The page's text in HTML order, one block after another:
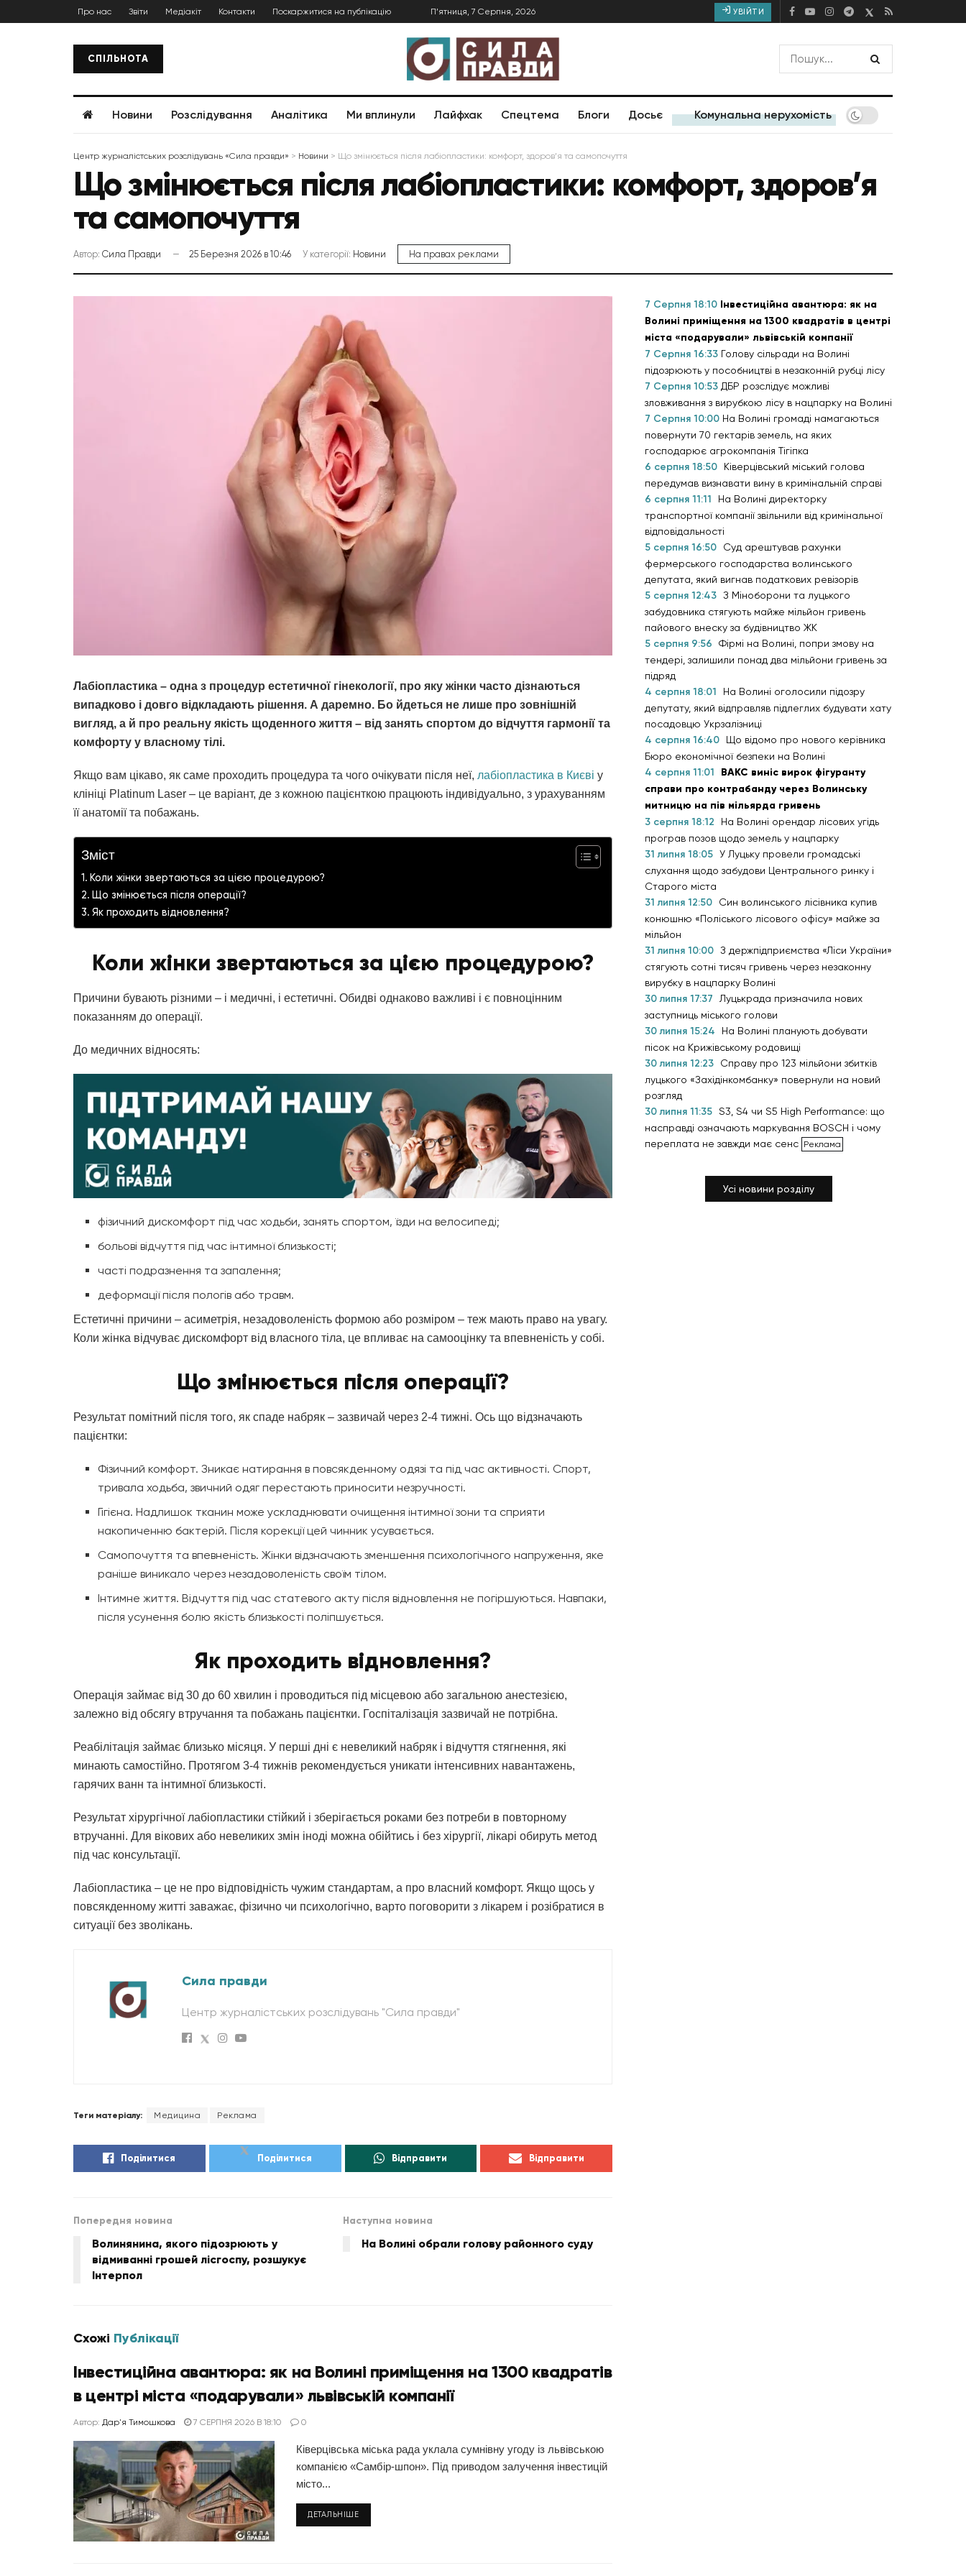
Про нас Звіти Медіакіт Контакти Поскаржитися на публікацію П’ятниця, 7 Серпня, 2026 УВІЙТИ
СПІЛЬНОТА
Новини Розслідування Аналітика Ми вплинули Лайфхак Спецтема Блоги Досьє Комунальна нерухомість
Центр журналістських розслідувань «Сила правди» > Новини > Що змінюється після лабіопластики: комфорт, здоров’я та самопочуття
Що змінюється після лабіопластики: комфорт, здоров’я
та самопочуття
Автор: Сила Правди 25 Березня 2026 в 10:46 У категорії: Новини На правах реклами
Лабіопластика – одна з процедур естетичної гінекології, про яку жінки часто дізнаються
випадково і довго відкладають рішення. А даремно. Бо йдеться не лише про зовнішній
вигляд, а й про реальну якість щоденного життя – від занять спортом до відчуття гармонії та
комфорту у власному тілі.
Якщо вам цікаво, як саме проходить процедура та чого очікувати після неї, лабіопластика в Києві у
клініці Platinum Laser – це варіант, де з кожною пацієнткою працюють індивідуально, з урахуванням
її анатомії та побажань.
Зміст
Коли жінки звертаються за цією процедурою?
Що змінюється після операції?
Як проходить відновлення?
Коли жінки звертаються за цією процедурою?
Причини бувають різними – і медичні, і естетичні. Обидві однаково важливі і є повноцінним
показанням до операції.
До медичних відносять:
фізичний дискомфорт під час ходьби, занять спортом, їзди на велосипеді;
больові відчуття під час інтимної близькості;
часті подразнення та запалення;
деформації після пологів або травм.
Естетичні причини – асиметрія, незадоволеність формою або розміром – теж мають право на увагу.
Коли жінка відчуває дискомфорт від власного тіла, це впливає на самооцінку та впевненість у собі.
Що змінюється після операції?
Результат помітний після того, як спаде набряк – зазвичай через 2-4 тижні. Ось що відзначають
пацієнтки:
Фізичний комфорт. Зникає натирання в повсякденному одязі та під час активності. Спорт,
тривала ходьба, звичний одяг перестають приносити незручності.
Гігієна. Надлишок тканин може ускладнювати очищення інтимної зони та сприяти
накопиченню бактерій. Після корекції цей чинник усувається.
Самопочуття та впевненість. Жінки відзначають зменшення психологічного напруження, яке
раніше виникало через незадоволеність своїм тілом.
Інтимне життя. Відчуття під час статевого акту після відновлення не погіршуються. Навпаки,
після усунення болю якість близькості поліпшується.
Як проходить відновлення?
Операція займає від 30 до 60 хвилин і проводиться під місцевою або загальною анестезією,
залежно від обсягу втручання та побажань пацієнтки. Госпіталізація зазвичай не потрібна.
Реабілітація займає близько місяця. У перші дні є невеликий набряк і відчуття стягнення, які
минають самостійно. Протягом 3-4 тижнів рекомендується уникати інтенсивних навантажень,
гарячих ванн та інтимної близькості.
Результат хірургічної лабіопластики стійкий і зберігається роками без потреби в повторному
втручанні. Для вікових або невеликих змін іноді можна обійтись і без хірургії, лікарі обируть метод
під час консультації.
Лабіопластика – це не про відповідність чужим стандартам, а про власний комфорт. Якщо щось у
повсякденному житті заважає, фізично чи психологічно, варто поговорити з лікарем і розібратися в
ситуації без зволікань.
Сила правди
Центр журналістських розслідувань "Сила правди"
Теги матеріалу: Медицина Реклама
Поділитися Поділитися Відправити Відправити
Попередня новина
Волинянина, якого підозрюють у
відмиванні грошей лісгоспу, розшукує
Інтерпол
Наступна новина
На Волині обрали голову районного суду
Схожі Публікації
Інвестиційна авантюра: як на Волині приміщення на 1300 квадратів
в центрі міста «подарували» львівській компанії
Автор: Дар'я Тимошкова 7 СЕРПНЯ 2026 В 18:10 0
Ківерцівська міська рада уклала сумнівну угоду із львівською
компанією «Самбір-шпон». Під приводом залучення інвестицій
місто...
ДЕТАЛЬНІШЕ
7 Серпня 18:10 Інвестиційна авантюра: як на
Волині приміщення на 1300 квадратів в центрі
міста «подарували» львівській компанії
7 Серпня 16:33 Голову сільради на Волині
підозрюють у пособництві в незаконній рубці лісу
7 Серпня 10:53 ДБР розслідує можливі
зловживання з вирубкою лісу в нацпарку на Волині
7 Серпня 10:00 На Волині громаді намагаються
повернути 70 гектарів земель, на яких
господарює агрокомпанія Тігіпка
6 серпня 18:50
Ківерцівський міський голова
передумав визнавати вину в кримінальній справі
6 серпня 11:11
На Волині директорку
транспортної компанії звільнили від кримінальної
відповідальності
5 серпня 16:50
Суд арештував рахунки
фермерського господарства волинського
депутата, який вигнав податкових ревізорів
5 серпня 12:43 З Міноборони та луцького
забудовника стягують майже мільйон гривень
пайового внеску за будівництво ЖК
5 серпня 9:56
Фірмі на Волині, попри змову на
тендері, залишили понад два мільйони гривень за
підряд
4 серпня 18:01
На Волині оголосили підозру
депутату, який відправляв підлеглих будувати хату
посадовцю Укрзалізниці
4 серпня 16:40
Що відомо про нового керівника
Бюро економічної безпеки на Волині
4 серпня 11:01
ВАКС виніс вирок фігуранту
справи про контрабанду через Волинську
митницю на пів мільярда гривень
3 серпня 18:12
На Волині орендар лісових угідь
програв позов щодо земель у нацпарку
31 липня 18:05 У Луцьку провели громадські
слухання щодо забудови Центрального ринку і
Старого міста
31 липня 12:50
Син волинського лісівника купив
конюшню «Поліського лісового офісу» майже за
мільйон
31 липня 10:00 З держпідприємства «Ліси України»
стягують сотні тисяч гривень через незаконну
вирубку в нацпарку Волині
30 липня 17:37
Луцькрада призначила нових
заступниць міського голови
30 липня 15:24
На Волині планують добувати
пісок на Крижівському родовищі
30 липня 12:23
Справу про 123 мільйони збитків
луцького «Західінкомбанку» повернули на новий
розгляд
30 липня 11:35 S3, S4 чи S5 High Performance: що
насправді означають маркування BOSCH і чому
переплата не завжди має сенс
Усі новини розділу